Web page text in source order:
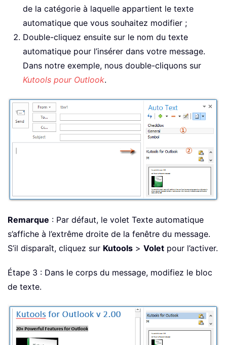
de la catégorie à laquelle appartient le texte
automatique que vous souhaitez modifier ;
Double-cliquez ensuite sur le nom du texte
automatique pour l’insérer dans votre message.
Dans notre exemple, nous double-cliquons sur
Kutools pour Outlook.
Remarque : Par défaut, le volet Texte automatique
s’affiche à l’extrême droite de la fenêtre du message.
S’il disparaît, cliquez sur Kutools > Volet pour l’activer.
Étape 3 : Dans le corps du message, modifiez le bloc
de texte.